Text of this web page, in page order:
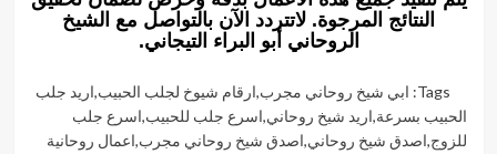
النتائج المرجوة. لاتتردد الآن بالتواصل مع الشيخ
الروحاني أبو البراء التيجاني.
Tags: ابي شيخ روحاني مجرب,ارقام شيوخ لجلب الحبيب,اريد جلب
الحبيب بسرعة,اريد شيخ روحاني,اسرع جلب للحبيب,اسرع جلب
للزوج,اصدق شيخ روحاني,اصدق شيخ روحاني مجرب,اعمال روحانية